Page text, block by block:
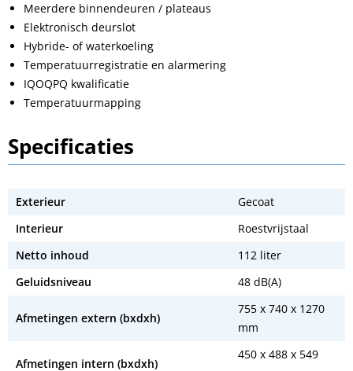
Meerdere binnendeuren / plateaus
Elektronisch deurslot
Hybride- of waterkoeling
Temperatuurregistratie en alarmering
IQOQPQ kwalificatie
Temperatuurmapping
Specificaties
Exterieur
Gecoat
Interieur
Roestvrijstaal
Netto inhoud
112 liter
Geluidsniveau
48 dB(A)
Afmetingen extern (bxdxh)
755 x 740 x 1270
mm
Afmetingen intern (bxdxh)
450 x 488 x 549